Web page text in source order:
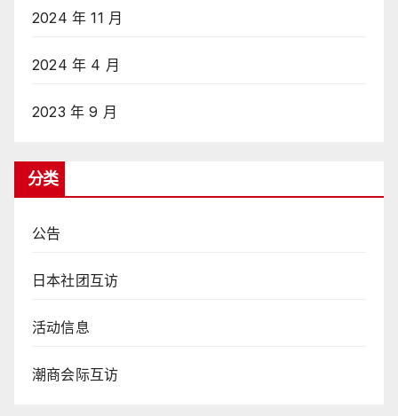
2024 年 11 月
2024 年 4 月
2023 年 9 月
分类
公告
日本社团互访
活动信息
潮商会际互访